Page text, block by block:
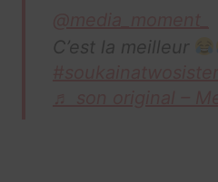
C’est la meilleur